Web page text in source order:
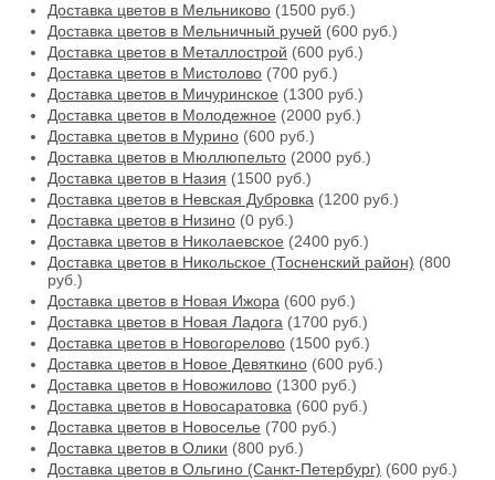
Доставка цветов в Мельниково (1500 руб.)
Доставка цветов в Мельничный ручей (600 руб.)
Доставка цветов в Металлострой (600 руб.)
Доставка цветов в Мистолово (700 руб.)
Доставка цветов в Мичуринское (1300 руб.)
Доставка цветов в Молодежное (2000 руб.)
Доставка цветов в Мурино (600 руб.)
Доставка цветов в Мюллюпельто (2000 руб.)
Доставка цветов в Назия (1500 руб.)
Доставка цветов в Невская Дубровка (1200 руб.)
Доставка цветов в Низино (0 руб.)
Доставка цветов в Николаевское (2400 руб.)
Доставка цветов в Никольское (Тосненский район) (800
руб.)
Доставка цветов в Новая Ижора (600 руб.)
Доставка цветов в Новая Ладога (1700 руб.)
Доставка цветов в Новогорелово (1500 руб.)
Доставка цветов в Новое Девяткино (600 руб.)
Доставка цветов в Новожилово (1300 руб.)
Доставка цветов в Новосаратовка (600 руб.)
Доставка цветов в Новоселье (700 руб.)
Доставка цветов в Олики (800 руб.)
Доставка цветов в Ольгино (Санкт-Петербург) (600 руб.)